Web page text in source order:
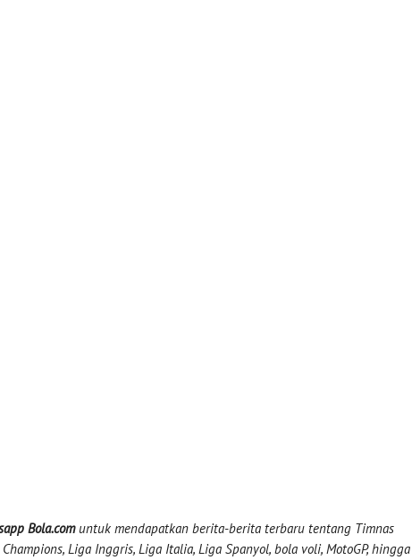
Bola.comuntuk mendapatkan berita-berita terbaru tentang Timnas
Liga Inggris, Liga Italia, Liga Spanyol, bola voli, MotoGP, hingga